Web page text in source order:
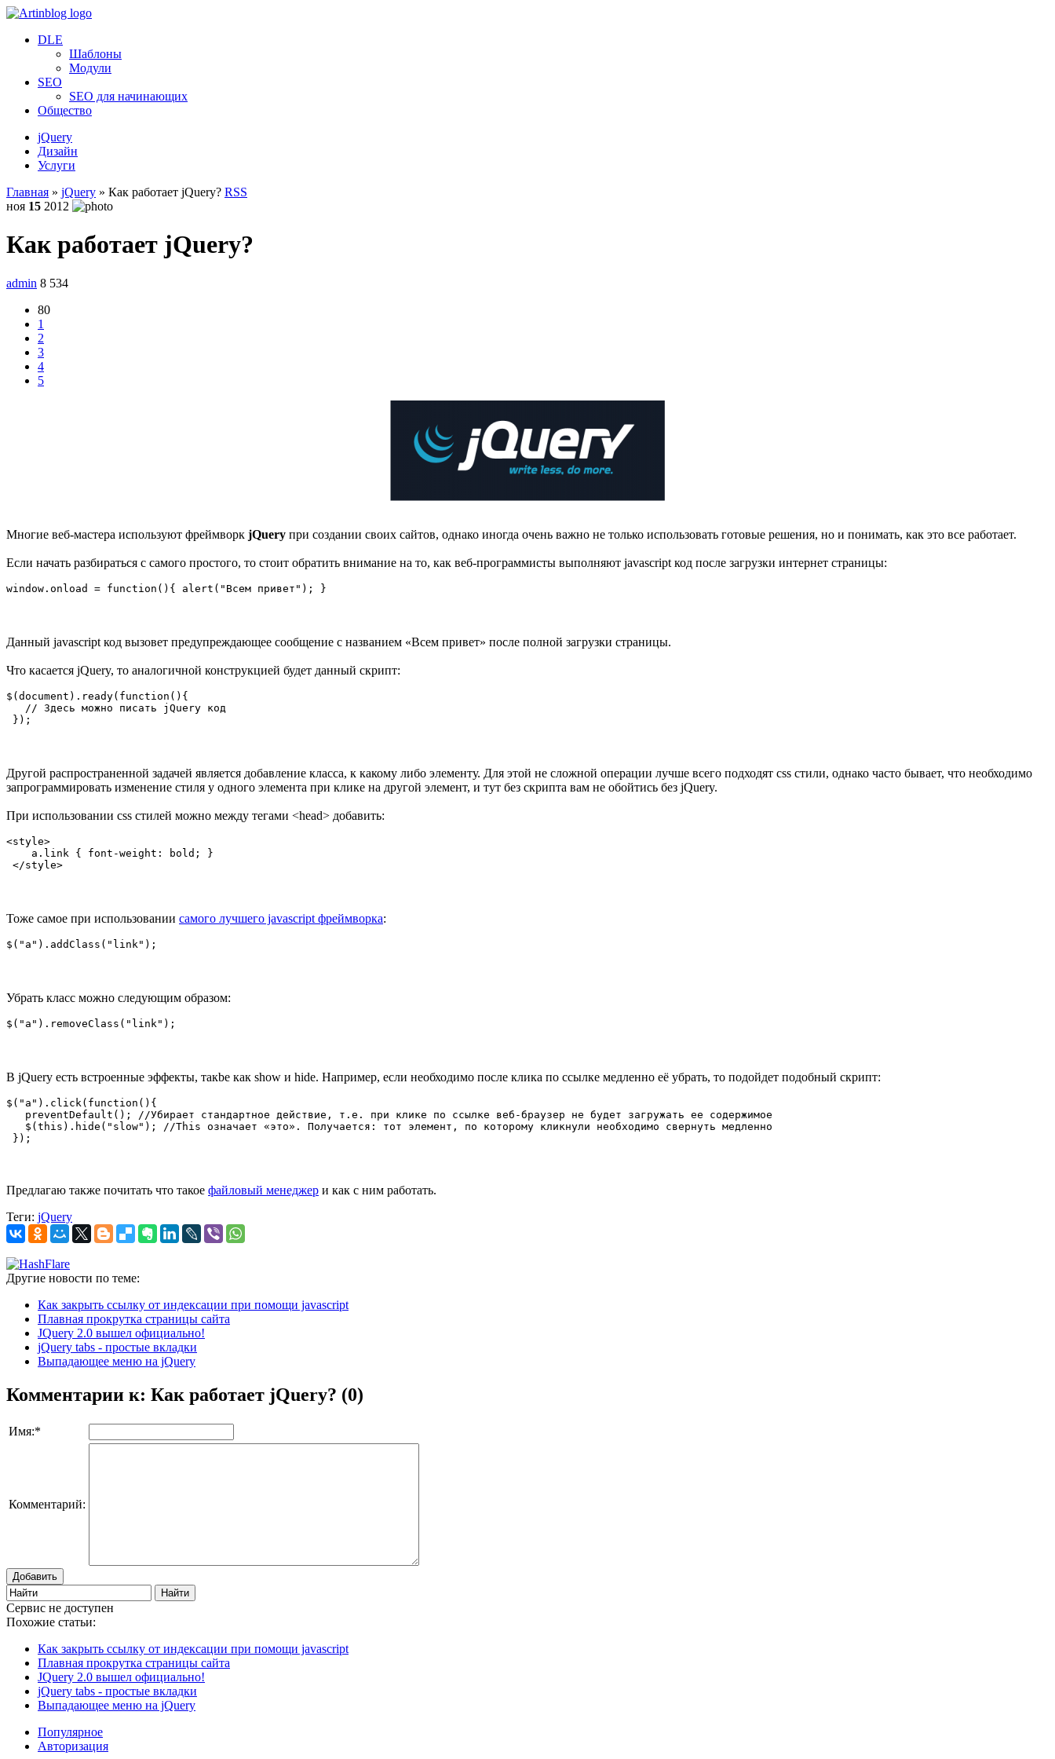
DLE
Шаблоны
Модули
SEO
SEO для начинающих
Общество
jQuery
Дизайн
Услуги
Главная » jQuery » Как работает jQuery? RSS
ноя 15 2012
Как работает jQuery?
admin 8 534
80
1
2
3
4
5
Многие веб-мастера используют фреймворк jQuery при создании своих сайтов, однако иногда очень важно не только использовать готовые решения, но и понимать, как это все работает.
Если начать разбираться с самого простого, то стоит обратить внимание на то, как веб-программисты выполняют javascript код после загрузки интернет страницы:
window.onload = function(){ alert("Всем привет"); }
Данный javascript код вызовет предупреждающее сообщение с названием «Всем привет» после полной загрузки страницы.
Что касается jQuery, то аналогичной конструкцией будет данный скрипт:
$(document).ready(function(){
   // Здесь можно писать jQuery код
});
Другой распространенной задачей является добавление класса, к какому либо элементу. Для этой не сложной операции лучше всего подходят css стили, однако часто бывает, что необходимо
запрограммировать изменение стиля у одного элемента при клике на другой элемент, и тут без скрипта вам не обойтись без jQuery.
При использовании css стилей можно между тегами <head> добавить:
<style>
    a.link { font-weight: bold; }
</style>
Тоже самое при использовании самого лучшего javascript фреймворка:
$("a").addClass("link");
Убрать класс можно следующим образом:
$("a").removeClass("link");
В jQuery есть встроенные эффекты, такbе как show и hide. Например, если необходимо после клика по ссылке медленно её убрать, то подойдет подобный скрипт:
$("a").click(function(){
   preventDefault(); //Убирает стандартное действие, т.е. при клике по ссылке веб-браузер не будет загружать ее содержимое
   $(this).hide("slow"); //This означает «это». Получается: тот элемент, по которому кликнули необходимо свернуть медленно
});
Предлагаю также почитать что такое файловый менеджер и как с ним работать.
Теги: jQuery
Другие новости по теме:
Как закрыть ссылку от индексации при помощи javascript
Плавная прокрутка страницы сайта
JQuery 2.0 вышел официально!
jQuery tabs - простые вкладки
Выпадающее меню на jQuery
Комментарии к: Как работает jQuery? (0)
Имя:*
Комментарий:
Добавить
Сервис не доступен
Похожие статьи:
Как закрыть ссылку от индексации при помощи javascript
Плавная прокрутка страницы сайта
JQuery 2.0 вышел официально!
jQuery tabs - простые вкладки
Выпадающее меню на jQuery
Популярное
Авторизация